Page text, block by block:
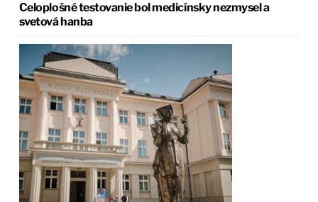
Celoplošné testovanie bol medicínsky nezmysel a
svetová hanba